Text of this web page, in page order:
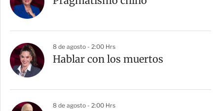
8 de agosto - 2:00 Hrs
Hablar con los muertos
8 de agosto - 2:00 Hrs